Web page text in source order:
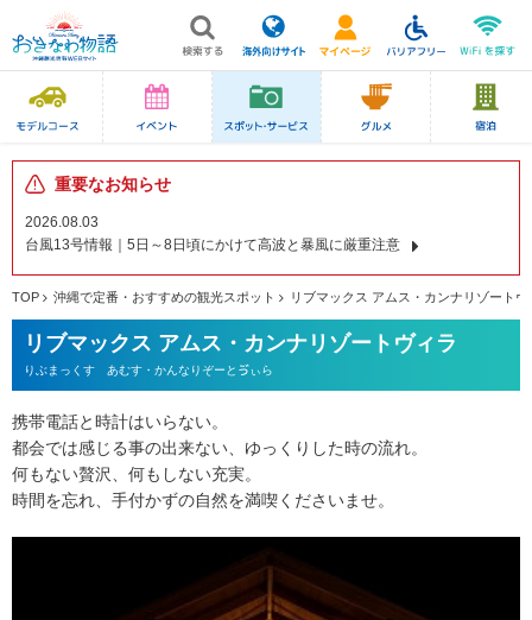
重要なお知らせ
2026.08.03
台風13号情報｜5日～8日頃にかけて高波と暴風に厳重注意
TOP 沖縄で定番・おすすめの観光スポット リブマックス アムス・カンナリゾートヴ
リブマックス アムス・カンナリゾートヴィラ
りぶまっくす あむす・かんなりぞーとゔぃら
携帯電話と時計はいらない。
都会では感じる事の出来ない、ゆっくりした時の流れ。
何もない贅沢、何もしない充実。
時間を忘れ、手付かずの自然を満喫くださいませ。